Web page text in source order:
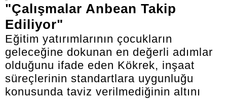
"Çalışmalar Anbean Takip
Ediliyor"
Eğitim yatırımlarının çocukların
geleceğine dokunan en değerli adımlar
olduğunu ifade eden Kökrek, inşaat
süreçlerinin standartlara uygunluğu
konusunda taviz verilmediğinin altını